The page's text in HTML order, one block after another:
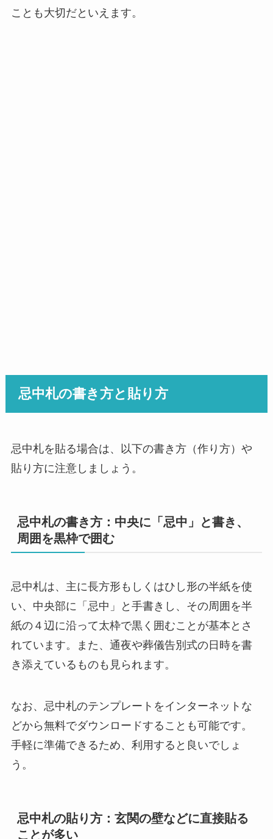
ことも大切だといえます。
忌中札の書き方と貼り方
忌中札を貼る場合は、以下の書き方（作り方）や
貼り方に注意しましょう。
忌中札の書き方：中央に「忌中」と書き、
周囲を黒枠で囲む
忌中札は、主に長方形もしくはひし形の半紙を使
い、中央部に「忌中」と手書きし、その周囲を半
紙の４辺に沿って太枠で黒く囲むことが基本とさ
れています。また、通夜や葬儀告別式の日時を書
き添えているものも見られます。
なお、忌中札のテンプレートをインターネットな
どから無料でダウンロードすることも可能です。
手軽に準備できるため、利用すると良いでしょ
う。
忌中札の貼り方：玄関の壁などに直接貼る
ことが多い